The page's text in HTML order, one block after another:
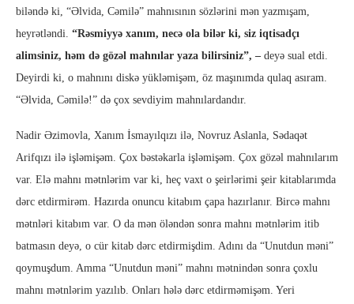
biləndə ki, “Əlvida, Cəmilə” mahnısının sözlərini mən yazmışam,
heyrətləndi. “Rəsmiyyə xanım, necə ola bilər ki, siz iqtisadçı
alimsiniz, həm də gözəl mahnılar yaza bilirsiniz”, – deyə sual etdi.
Deyirdi ki, o mahnını diskə yükləmişəm, öz maşınımda qulaq asıram.
“Əlvida, Cəmilə!” də çox sevdiyim mahnılardandır.
Nadir Əzimovla, Xanım İsmayılqızı ilə, Novruz Aslanla, Sədaqət
Arifqızı ilə işləmişəm. Çox bəstəkarla işləmişəm. Çox gözəl mahnılarım
var. Elə mahnı mətnlərim var ki, heç vaxt o şeirlərimi şeir kitablarımda
dərc etdirmirəm. Hazırda onuncu kitabım çapa hazırlanır. Bircə mahnı
mətnləri kitabım var. O da mən öləndən sonra mahnı mətnlərim itib
batmasın deyə, o cür kitab dərc etdirmişdim. Adını da “Unutdun məni”
qoymuşdum. Amma “Unutdun məni” mahnı mətnindən sonra çoxlu
mahnı mətnlərim yazılıb. Onları hələ dərc etdirməmişəm. Yeri